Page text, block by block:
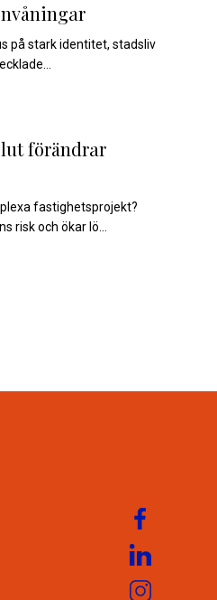
på stark identitet, stadsliv
förändrar
fastighetsprojekt?
risk och ökar lö...